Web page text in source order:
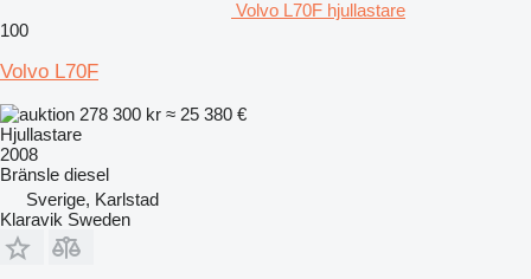
Volvo L70F hjullastare
100
Volvo L70F
278 300 kr ≈ 25 380 €
Hjullastare
2008
Bränsle diesel
Sverige, Karlstad
Klaravik Sweden